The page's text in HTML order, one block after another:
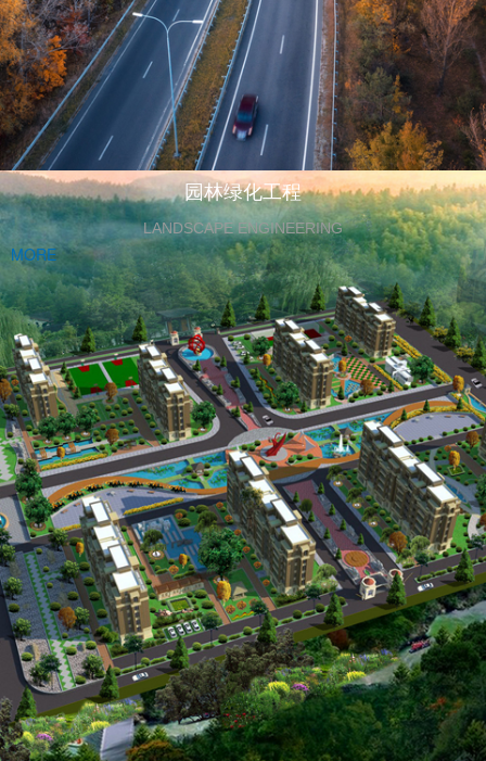
园林绿化工程
LANDSCAPE ENGINEERING
MORE